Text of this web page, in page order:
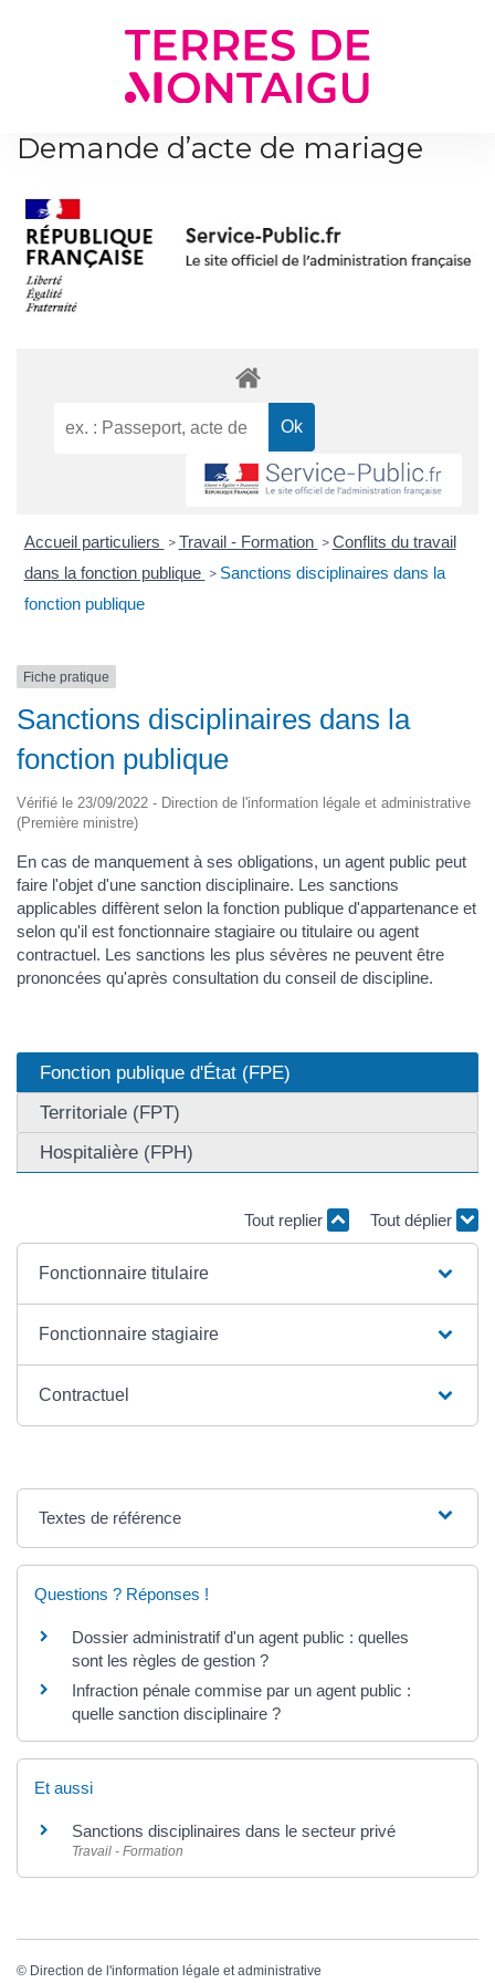
Demande d’acte de mariage
Accueil particuliers > Travail - Formation > Conflits du travail
dans la fonction publique > Sanctions disciplinaires dans la
fonction publique
Fiche pratique
Sanctions disciplinaires dans la
fonction publique
Vérifié le 23/09/2022 - Direction de l'information légale et administrative
(Première ministre)
En cas de manquement à ses obligations, un agent public peut
faire l'objet d'une sanction disciplinaire. Les sanctions
applicables diffèrent selon la fonction publique d'appartenance et
selon qu'il est fonctionnaire stagiaire ou titulaire ou agent
contractuel. Les sanctions les plus sévères ne peuvent être
prononcées qu'après consultation du conseil de discipline.
Fonction publique d'État (FPE)
Territoriale (FPT)
Hospitalière (FPH)
Tout replier Tout déplier
Fonctionnaire titulaire
Fonctionnaire stagiaire
Contractuel
Textes de référence
Questions ? Réponses !
Dossier administratif d'un agent public : quelles
sont les règles de gestion ?
Infraction pénale commise par un agent public :
quelle sanction disciplinaire ?
Et aussi
Sanctions disciplinaires dans le secteur privé
Travail - Formation
© Direction de l'information légale et administrative